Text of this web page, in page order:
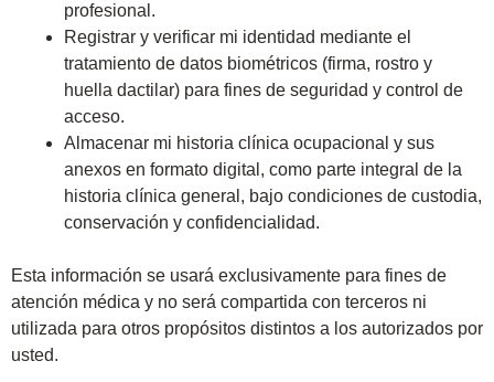
profesional.
Registrar y verificar mi identidad mediante el
tratamiento de datos biométricos (firma, rostro y
huella dactilar) para fines de seguridad y control de
acceso.
Almacenar mi historia clínica ocupacional y sus
anexos en formato digital, como parte integral de la
historia clínica general, bajo condiciones de custodia,
conservación y confidencialidad.
Esta información se usará exclusivamente para fines de
atención médica y no será compartida con terceros ni
utilizada para otros propósitos distintos a los autorizados por
usted.